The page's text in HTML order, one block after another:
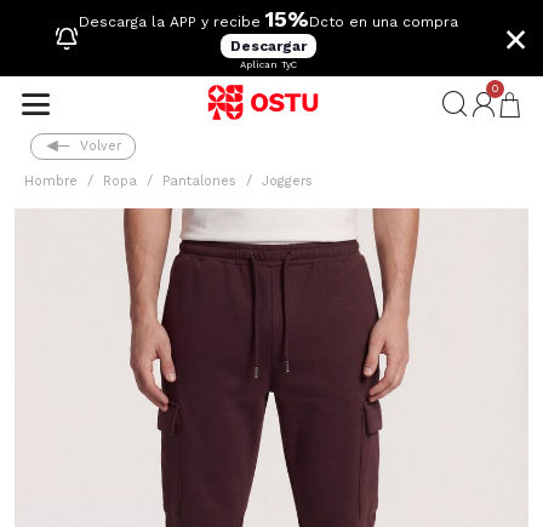
Descarga la APP y recibe 15%Dcto en una compra
Descargar
Aplican TyC
×
0
Volver
Hombre Ropa Pantalones Joggers